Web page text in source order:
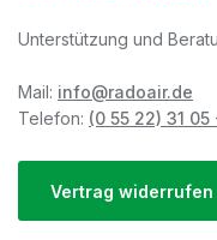
Unterstützung und
Mail: info@radoair.de
Telefon: (0 55 22) 31 05
Vertrag widerrufen